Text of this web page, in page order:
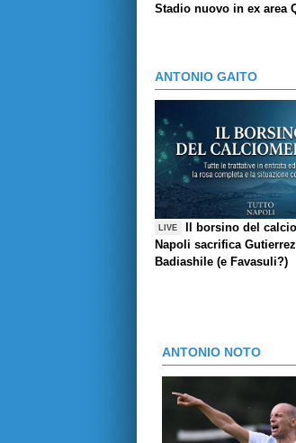
Stadio nuovo in ex area
ANTONIO GAITO
LIVE
Il borsino del
Napoli sacrifica
Badiashile (e Favasuli?)
ANTONIO NOTO